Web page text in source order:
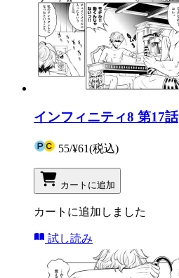
インフィニティ8 第17話
55/¥61(税込)
カートに追加
カートに追加しました
試し読み